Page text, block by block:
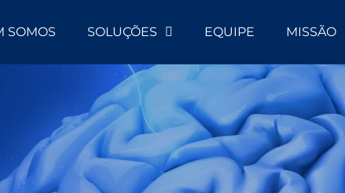
SOMOS SOLUÇÕES EQUIPE MISSÃO